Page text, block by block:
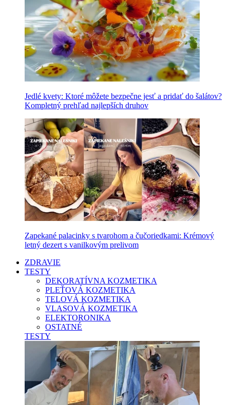
Jedlé kvety: Ktoré môžete bezpečne jesť a pridať do šalátov?
Kompletný prehľad najlepších druhov
Zapekané palacinky s tvarohom a čučoriedkami: Krémový
letný dezert s vanilkovým prelivom
ZDRAVIE
TESTY
DEKORATÍVNA KOZMETIKA
PLEŤOVÁ KOZMETIKA
TELOVÁ KOZMETIKA
VLASOVÁ KOZMETIKA
ELEKTORONIKA
OSTATNÉ
TESTY